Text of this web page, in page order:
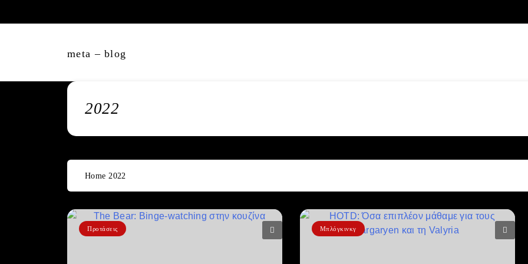
meta – blog
2022
Home 2022
Προτάσεις Μπλόγκινκγ